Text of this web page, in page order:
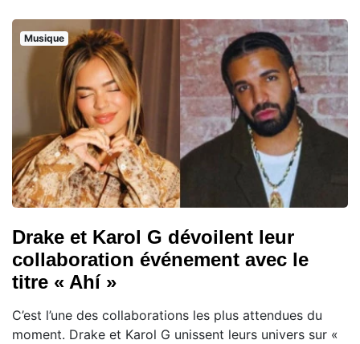
Musique
Drake et Karol G dévoilent leur
collaboration événement avec le
titre « Ahí »
C’est l’une des collaborations les plus attendues du
moment. Drake et Karol G unissent leurs univers sur «